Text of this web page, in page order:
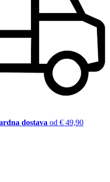
dostava od € 49,90